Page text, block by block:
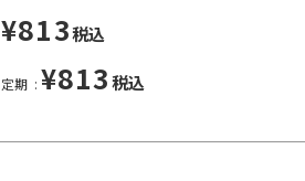
¥813税込
定期 ¥813税込